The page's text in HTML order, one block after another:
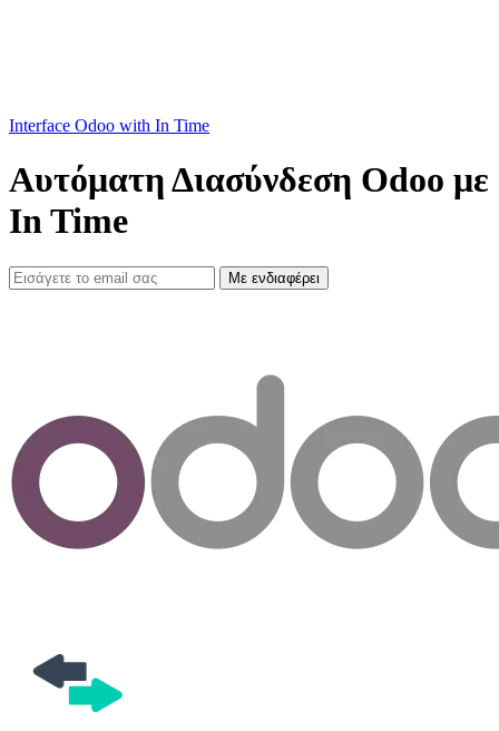
Interface Odoo with In Time
Αυτόματη Διασύνδεση Odoo με
In Time
Με ενδιαφέρει